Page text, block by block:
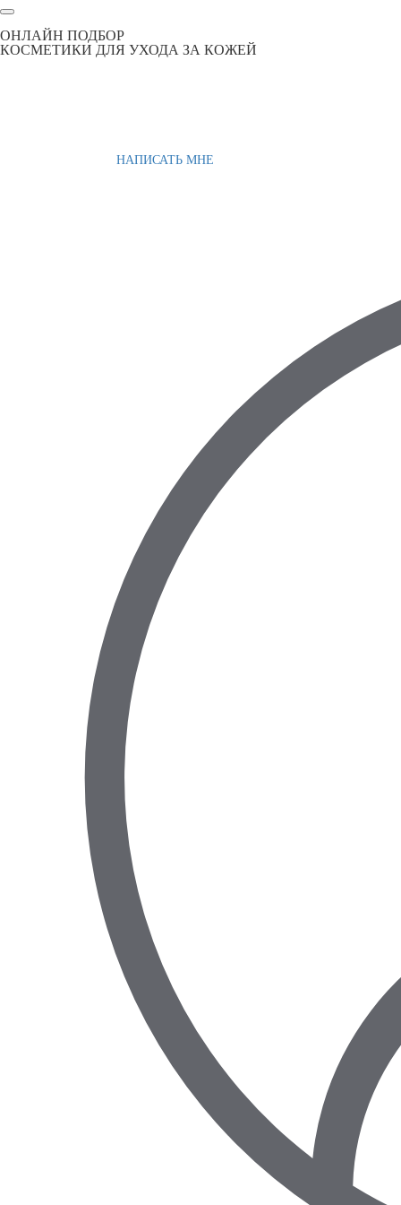
ОНЛАЙН ПОДБОР
КОСМЕТИКИ ДЛЯ УХОДА ЗА КОЖЕЙ
НАПИСАТЬ МНЕ